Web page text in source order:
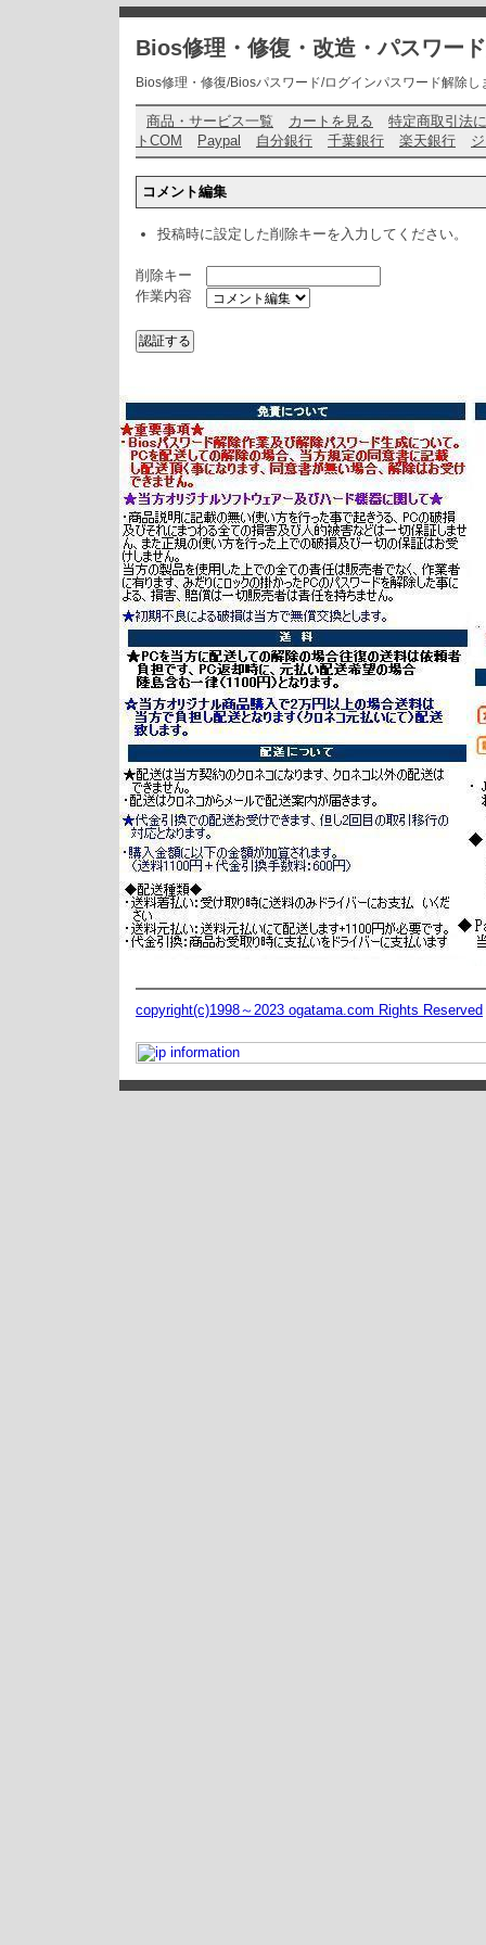
Bios修理・修復・改造・パスワー
Bios修理・修復/Biosパスワード/ログインパスワード解除
商品・サービス一覧 カートを見る
特定商取引法
トCOM
Paypal 自分銀行 千葉銀行 楽天銀行
コメント編集
投稿時に設定した削除キーを入力してください。
削除キー
作業内容
copyright(c)1998～2023 ogatama.com Rights Reserved